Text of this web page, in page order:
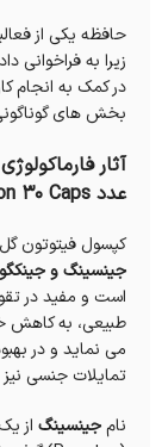
حافظه یکی از
زیرا به فراخوانی
در کمک به انجام
بخش های
عدد Goldaru Phytoton 30 Caps:
کپسول فیتوتون
جینسینگ و جینکگو
است و مفید در
طبیعی، به کاهش
می نماید و در
تمایلات جنسی
نامجینسینگ از